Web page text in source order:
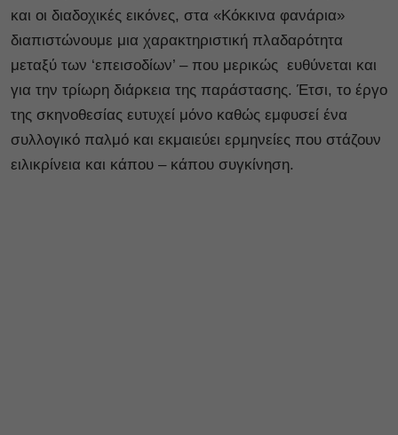
και οι διαδοχικές εικόνες, στα «Κόκκινα φανάρια»
διαπιστώνουμε μια χαρακτηριστική πλαδαρότητα
μεταξύ των ‘επεισοδίων’ – που μερικώς ευθύνεται και
για την τρίωρη διάρκεια της παράστασης. Έτσι, το έργο
της σκηνοθεσίας ευτυχεί μόνο καθώς εμφυσεί ένα
συλλογικό παλμό και εκμαιεύει ερμηνείες που στάζουν
ειλικρίνεια και κάπου – κάπου συγκίνηση.